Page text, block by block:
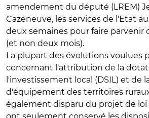
amendement du député (LREM)
Cazeneuve, les services de l'Etat
deux semaines pour faire parvenir
(et non deux mois).
La plupart des évolutions voulues
concernant l'attribution de la
l'investissement local (DSIL) et de
d'équipement des territoires
également disparu du projet de loi